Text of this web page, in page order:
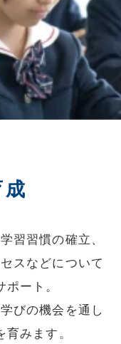
習習慣の確立、
スなどについて
ート。
びの機会を通し
みます。